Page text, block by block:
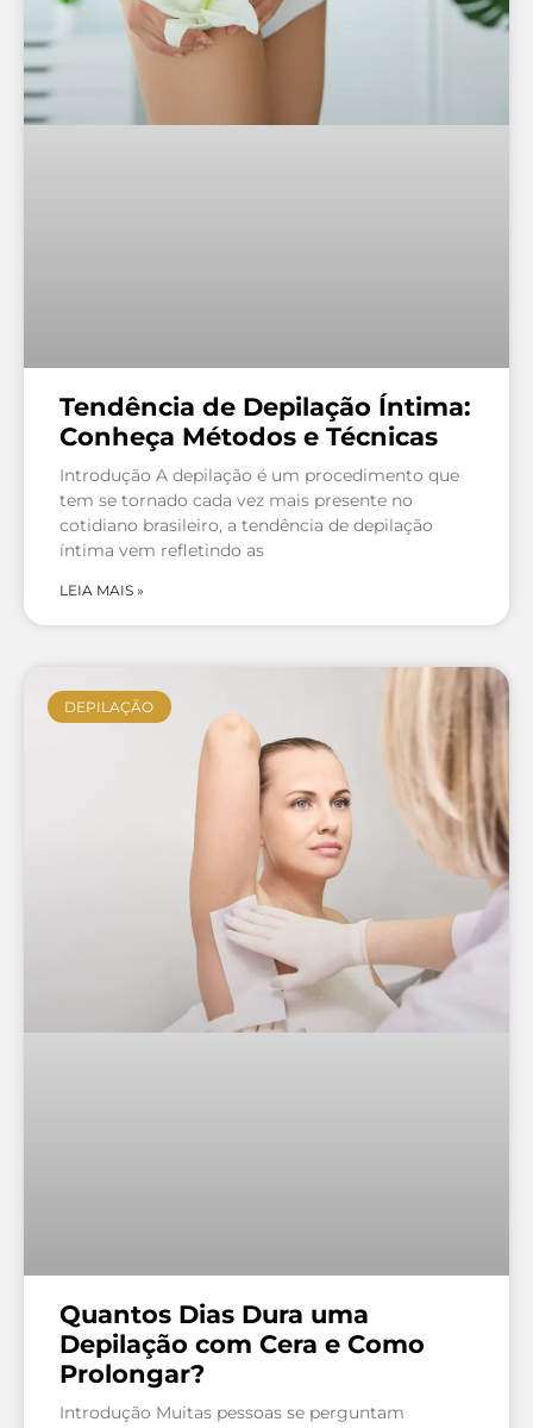
Tendência de Depilação Íntima:
Conheça Métodos e Técnicas
Introdução A depilação é um procedimento que
tem se tornado cada vez mais presente no
cotidiano brasileiro, a tendência de depilação
íntima vem refletindo as
LEIA MAIS »
DEPILAÇÃO
Quantos Dias Dura uma
Depilação com Cera e Como
Prolongar?
Introdução Muitas pessoas se perguntam